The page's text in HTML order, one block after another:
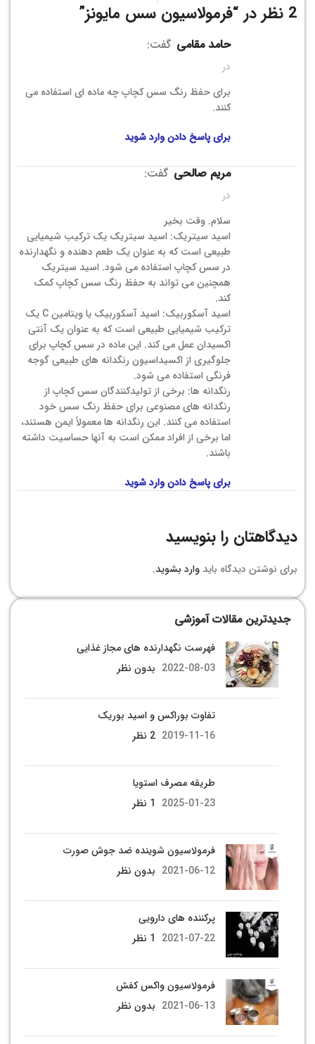
2 نظر در “ فرمولاسیون سس مایونز”
حامد مقامی گفت:
در
برای حفظ رنگ سس کچاپ چه ماده ای استفاده می
کنند.
برای پاسخ دادن وارد شوید
مریم صالحی گفت:
در
سلام. وقت بخیر
اسید سیتریک: اسید سیتریک یک ترکیب شیمیایی
طبیعی است که به عنوان یک طعم دهنده و نگهدارنده
در سس کچاپ استفاده می شود. اسید سیتریک
همچنین می تواند به حفظ رنگ سس کچاپ کمک
کند.
اسید آسکوربیک: اسید آسکوربیک یا ویتامین C یک
ترکیب شیمیایی طبیعی است که به عنوان یک آنتی
اکسیدان عمل می کند. این ماده در سس کچاپ برای
جلوگیری از اکسیداسیون رنگدانه های طبیعی گوجه
فرنگی استفاده می شود.
رنگدانه ها: برخی از تولیدکنندگان سس کچاپ از
رنگدانه های مصنوعی برای حفظ رنگ سس خود
استفاده می کنند. این رنگدانه ها معمولاً ایمن هستند،
اما برخی از افراد ممکن است به آنها حساسیت داشته
باشند.
برای پاسخ دادن وارد شوید
دیدگاهتان را بنویسید
برای نوشتن دیدگاه باید وارد بشوید.
جدیدترین مقالات آموزشی
فهرست نگهدارنده­ های مجاز غذایی
2022-08-03 بدون نظر
تفاوت بوراکس و اسید بوریک
2019-11-16 2 نظر
طریقه مصرف استویا
2025-01-23 1 نظر
فرمولاسیون شوینده ضد جوش صورت
2021-06-12 بدون نظر
پرکننده های دارویی
2021-07-22 1 نظر
فرمولاسیون واکس کفش
2021-06-13 بدون نظر